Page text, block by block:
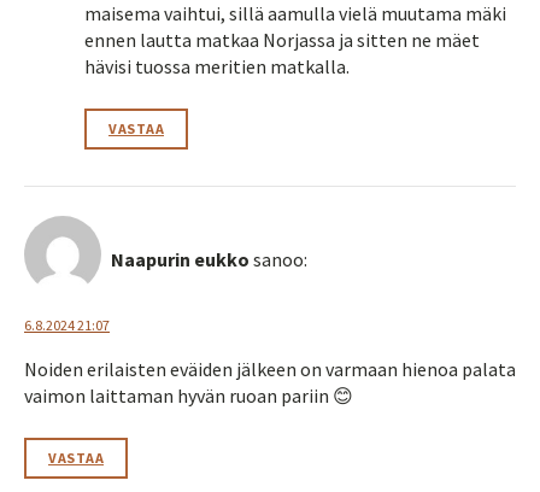
maisema vaihtui, sillä aamulla vielä muutama mäki
ennen lautta matkaa Norjassa ja sitten ne mäet
hävisi tuossa meritien matkalla.
VASTAA
Naapurin eukko sanoo:
6.8.2024 21:07
Noiden erilaisten eväiden jälkeen on varmaan hienoa palata
vaimon laittaman hyvän ruoan pariin 😊
VASTAA